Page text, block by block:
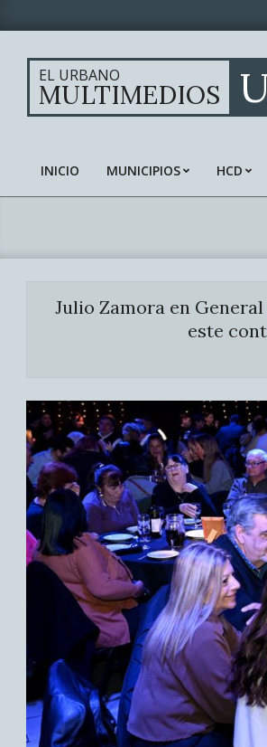
to
content
EL URBANO
MULTIMEDIOS
Primary
Navigation
INICIO MUNICIPIOS HCD
Julio Zamora en
este